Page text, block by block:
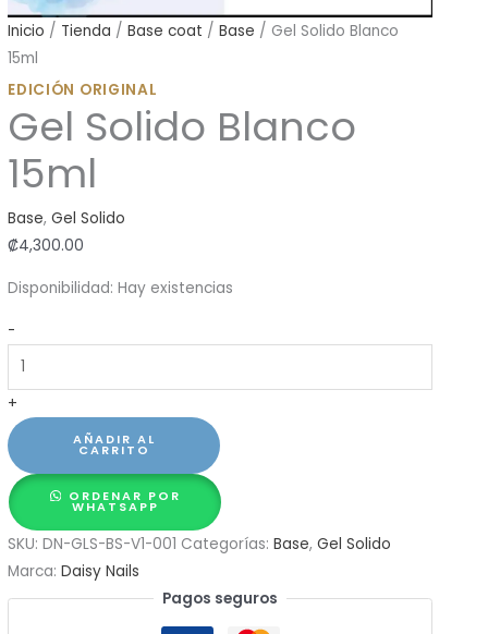
Inicio / Tienda /Base coat /Base / Gel Solido Blanco
15ml
EDICIÓN ORIGINAL
Gel Solido Blanco
15ml
Base,Gel Solido
₡4,300.00
Disponibilidad: Hay existencias
-
Solido
15ml
cantidad
+
AÑADIR AL
CARRITO
ORDENAR POR
WHATSAPP
SKU:DN-GLS-BS-V1-001 Categorías:Base,Gel Solido
Marca:Daisy Nails
Pagos seguros